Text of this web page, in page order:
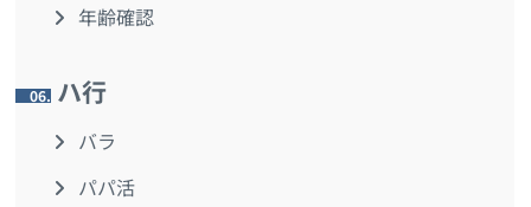
年齢確認
6. ハ行
バラ
パパ活